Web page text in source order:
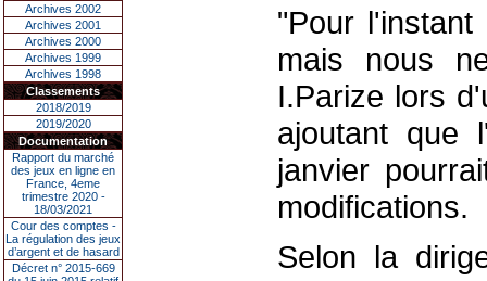
Archives 2002
Archives 2001
Archives 2000
Archives 1999
Archives 1998
Classements
2018/2019
2019/2020
Documentation
Rapport du marché
des jeux en ligne en
France, 4eme
trimestre 2020 -
18/03/2021
Cour des comptes -
La régulation des jeux
d’argent et de hasard
Décret n° 2015-669
"Pour
mais nous
I.Parize lors
ajoutant que
janvier
modifications.
Selon la